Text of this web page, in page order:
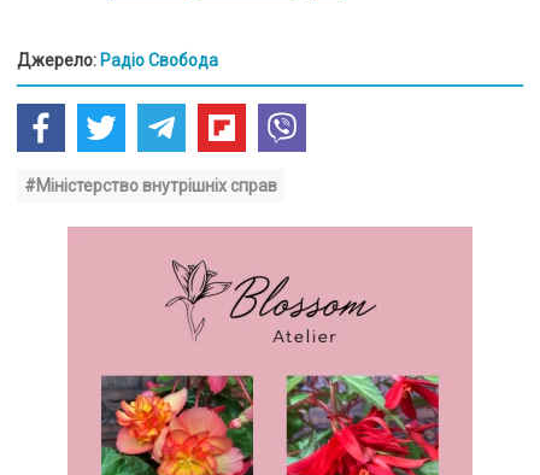
Джерело: Радіо Свобода
#Міністерство внутрішніх справ